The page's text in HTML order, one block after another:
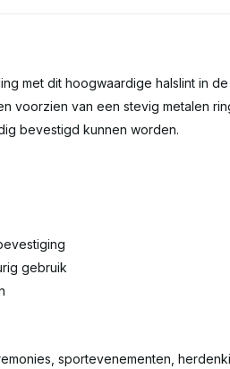
met dit hoogwaardige halslint in
voorzien van een stevig metalen
bevestigd kunnen worden.
gebruik
sportevenementen,